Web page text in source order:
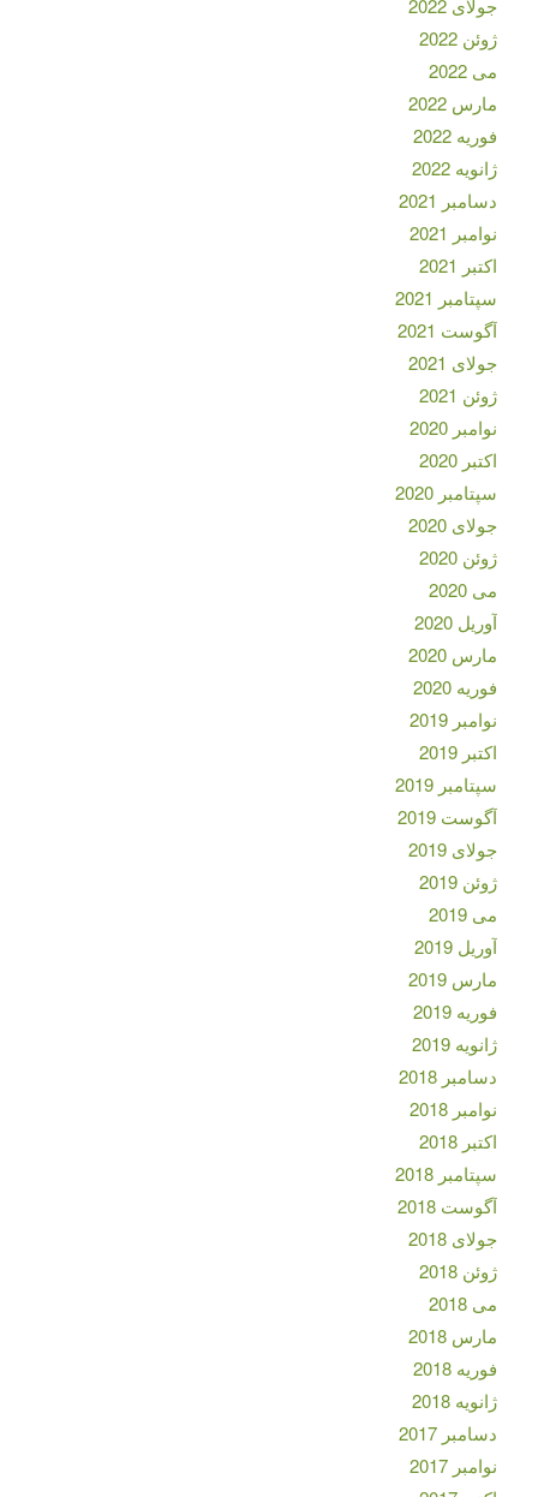
جولای 2022
ژوئن 2022
می 2022
مارس 2022
فوریه 2022
ژانویه 2022
دسامبر 2021
نوامبر 2021
اکتبر 2021
سپتامبر 2021
آگوست 2021
جولای 2021
ژوئن 2021
نوامبر 2020
اکتبر 2020
سپتامبر 2020
جولای 2020
ژوئن 2020
می 2020
آوریل 2020
مارس 2020
فوریه 2020
نوامبر 2019
اکتبر 2019
سپتامبر 2019
آگوست 2019
جولای 2019
ژوئن 2019
می 2019
آوریل 2019
مارس 2019
فوریه 2019
ژانویه 2019
دسامبر 2018
نوامبر 2018
اکتبر 2018
سپتامبر 2018
آگوست 2018
جولای 2018
ژوئن 2018
می 2018
مارس 2018
فوریه 2018
ژانویه 2018
دسامبر 2017
نوامبر 2017